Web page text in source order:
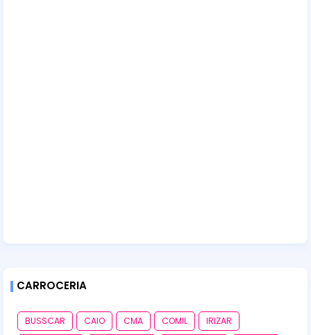
CARROCERIA
BUSSCAR CAIO CMA COMIL
IRIZAR